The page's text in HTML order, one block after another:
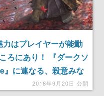
力はプレイヤーが能動
ろにあり！ 『ダークソ
に連なる、殺意みな
2018年9月20日 公開